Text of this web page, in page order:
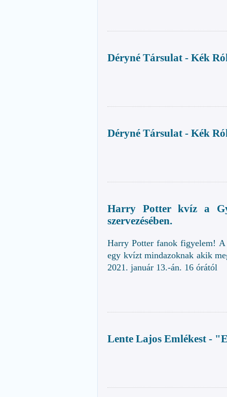
Déryné Társulat - Kék
Déryné Társulat - Kék
Harry Potter kvíz a
szervezésében.
Harry Potter fanok figyelem! A
egy kvízt mindazoknak akik
2021. január 13.-án. 16 órától
Lente Lajos Emlékest -